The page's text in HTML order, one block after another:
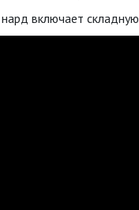
нард включает складную